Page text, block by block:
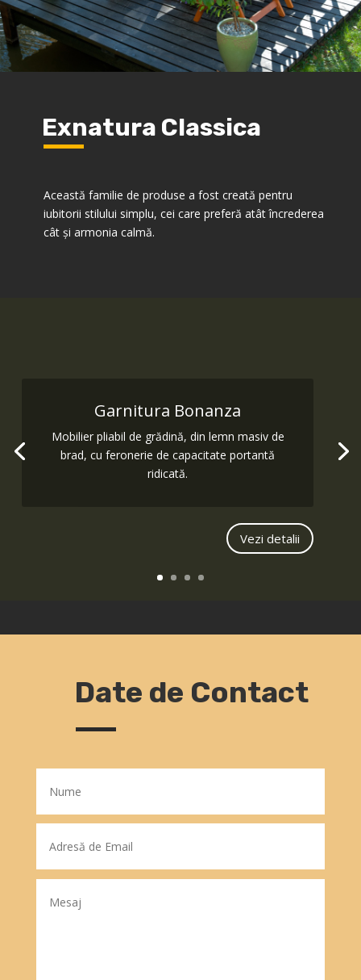
Exnatura Classica
Această familie de produse a fost creată pentru
iubitorii stilului simplu, cei care preferă atât încrederea
cât şi armonia calmă.
Garnitura Bonanza
Mobilier pliabil de grădină, din lemn masiv de
brad, cu feronerie de capacitate portantă
ridicată.
Vezi detalii
Date de Contact